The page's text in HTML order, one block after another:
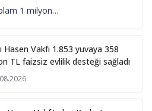
1 milyon…
Hasen Vakfı 1.853 yuvaya 358
TL faizsiz evlilik desteği sağladı